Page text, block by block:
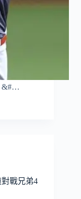
&#…
戰兄弟4